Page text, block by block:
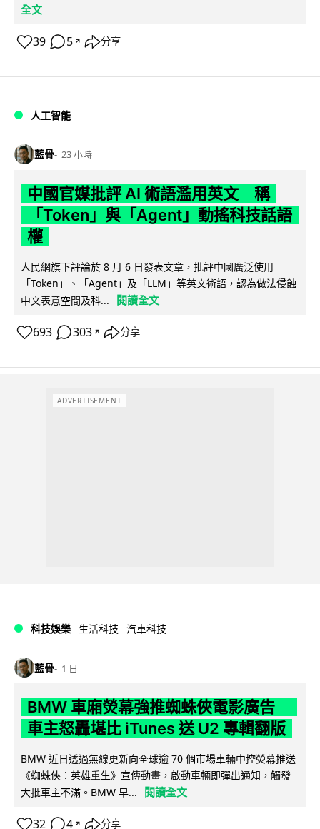
全文
39 5 ↗ 分享
人工智能
藍骨 23 小時
中國官媒批評 AI 術語濫用英文 稱
「Token」與「Agent」動搖科技話語
權
人民網旗下評論於 8 月 6 日發表文章，批評中國廣泛使用
「Token」、「Agent」及「LLM」等英文術語，認為做法侵蝕
中文表意空間及科...
閱讀全文
693 303 ↗ 分享
ADVERTISEMENT
科技娛樂 生活科技 汽車科技
藍骨 1 日
BMW 車廂熒幕強推蜘蛛俠電影廣告
車主怒轟堪比 iTunes 送 U2 專輯翻版
BMW 近日透過無線更新向全球逾 70 個市場車輛中控熒幕推送
《蜘蛛俠：英雄重生》宣傳動畫，啟動車輛即彈出通知，觸發
大批車主不滿。BMW 早...
閱讀全文
32 4 ↗ 分享